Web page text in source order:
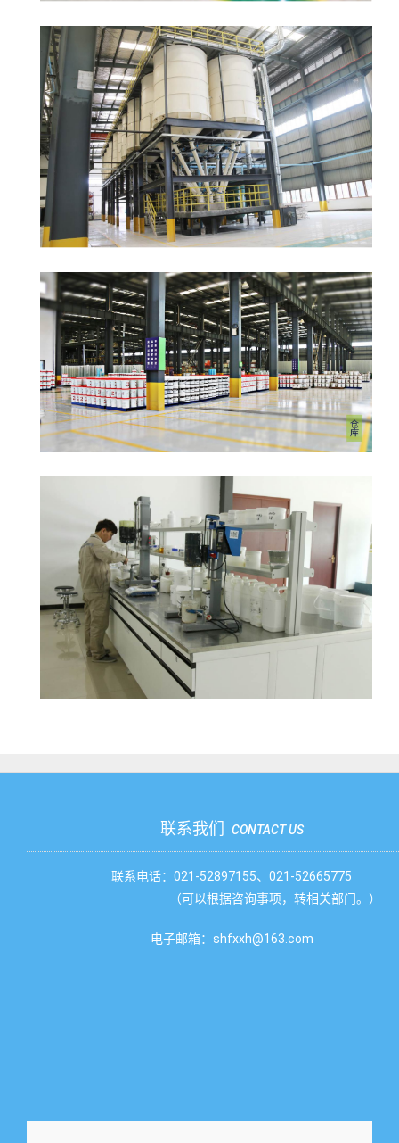
联系我们 CONTACT US
联系电话：021-52897155、021-52665775
（可以根据咨询事项，转相关部门。）
电子邮箱：shfxxh@163.com